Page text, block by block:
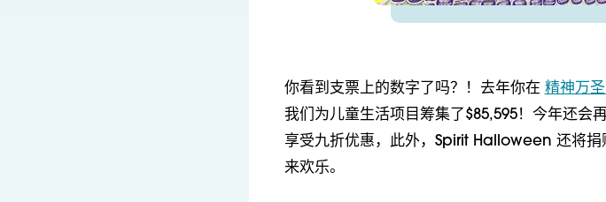
你看到支票上的数字了吗？！去年你在 精神万
我们为儿童生活项目筹集了$85,595！今年还会
享受九折优惠，此外，Spirit Halloween 还将捐
来欢乐。